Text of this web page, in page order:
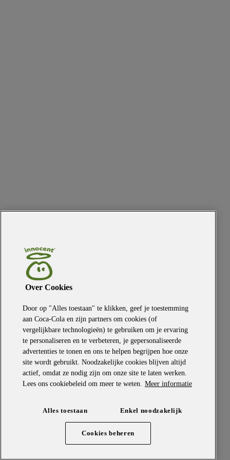
Over Cookies
Door op "Alles toestaan" te klikken, geef je toestemming
aan Coca‑Cola en zijn partners om cookies (of
vergelijkbare technologieën) te gebruiken om je ervaring
te personaliseren en te verbeteren, je gepersonaliseerde
advertenties te tonen en ons te helpen begrijpen hoe onze
site wordt gebruikt. Noodzakelijke cookies blijven altijd
actief, omdat ze nodig zijn om onze site te laten werken.
Lees ons cookiebeleid om meer te weten. Meer informatie
Alles toestaan Enkel noodzakelijk
Cookies beheren